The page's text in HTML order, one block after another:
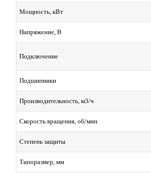
Мощность, кВт
Напряжение, В
Подключение
Подшипники
Производительность, м3/ч
Скорость вращения, об/мин
Степень защиты
Типоразмер, мм